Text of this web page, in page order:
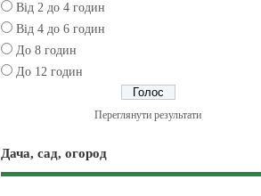
Від 2 до 4 годин
Від 4 до 6 годин
До 8 годин
До 12 годин
Переглянути результати
Дача, сад, огород